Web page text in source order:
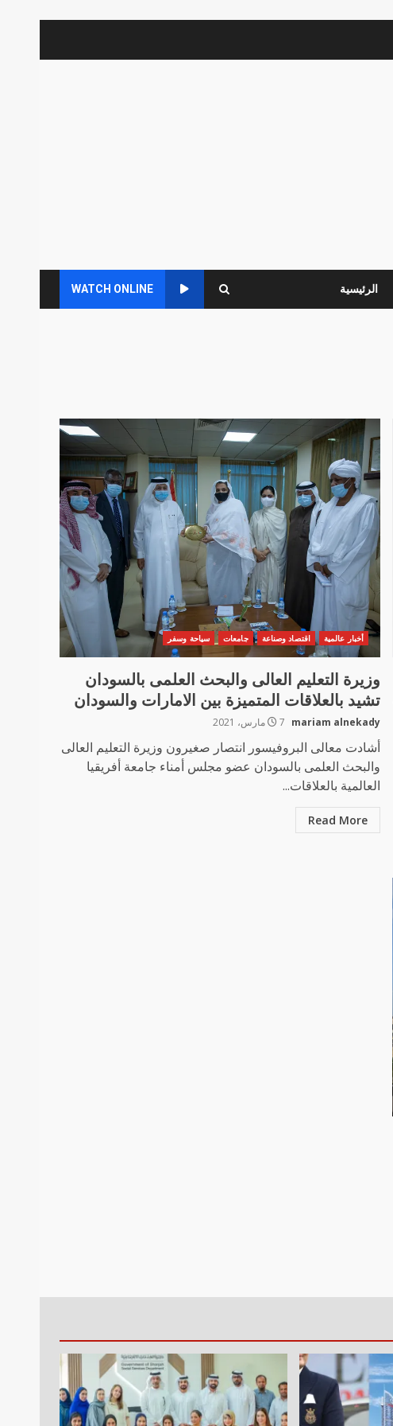
الرئيسية WATCH ONLINE
أخبار عالمية اقتصاد وصناعة جامعات سياحة وسفر
وزيرة التعليم العالى والبحث العلمى بالسودان
تشيد بالعلاقات المتميزة بين الامارات والسودان
mariam alnekady 7 مارس، 2021
أشادت معالى البروفيسور انتصار صغيرون وزيرة التعليم العالى
والبحث العلمى بالسودان عضو مجلس أمناء جامعة أفريقيا
العالمية بالعلاقات...
Read More